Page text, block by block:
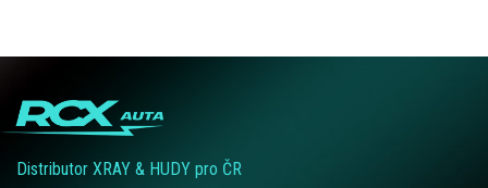
Distributor XRAY & HUDY pro ČR